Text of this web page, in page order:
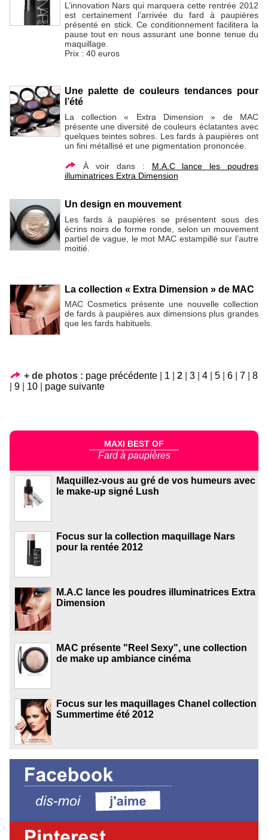
L’innovation Nars qui marquera cette rentrée 2012
est certainement l’arrivée du fard à paupières
présenté en stick. Ce conditionnement facilitera la
pause tout en nous assurant une bonne tenue du
maquillage.
Prix : 40 euros
Une palette de couleurs tendances pour
l’été
La collection « Extra Dimension » de MAC
présente une diversité de couleurs éclatantes avec
quelques teintes sobres. Les fards à paupières ont
un fini métallisé et une pigmentation prononcée.
À voir dans : M.A.C lance les poudres
illuminatrices Extra Dimension
Un design en mouvement
Les fards à paupières se présentent sous des
écrins noirs de forme ronde, selon un mouvement
partiel de vague, le mot MAC estampillé sur l’autre
moitié.
La collection « Extra Dimension » de MAC
MAC Cosmetics présente une nouvelle collection
de fards à paupières aux dimensions plus grandes
que les fards habituels.
+ de photos : page précédente 1 2 3 4 5 6 7
8
9 10 page suivante
MAXI BEST OF
Fard à paupières
Maquillez-vous au gré de vos humeurs avec
le make-up signé Lush
Focus sur la collection maquillage Nars
pour la rentée 2012
M.A.C lance les poudres illuminatrices Extra
Dimension
MAC présente "Reel Sexy", une collection
de make up ambiance cinéma
Focus sur les maquillages Chanel collection
Summertime été 2012